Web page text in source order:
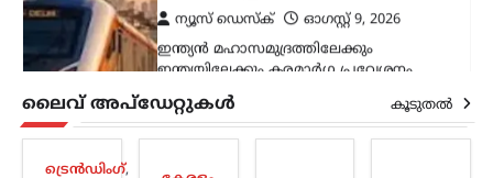
ഉപപ്രധാനമന്ത്രി മറാട്ട് ഖുസ്നുലിൻ.
പ്രധാന സമുദ്ര ഗതാഗത…
രാഷ്ട്രീയം
വിമാനക്കമ്പനികളുടെ
ലൈവ് അപ്‌ഡേറ്റുകൾ കൂടുതൽ
ട്രെൻഡിംഗ്,